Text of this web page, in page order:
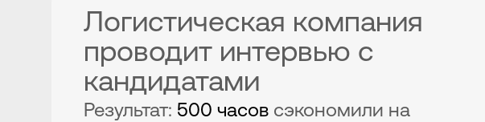
Логистическая компания
проводит интервью с
кандидатами
Результат: 500 часов сэкономили на